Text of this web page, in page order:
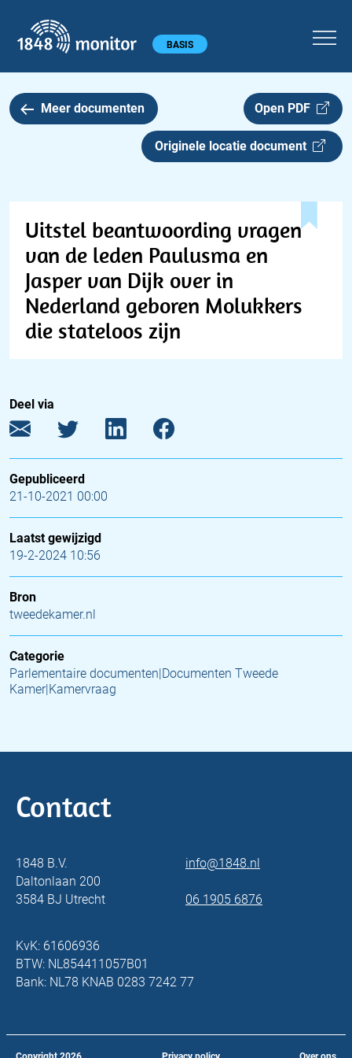
Hoofdmenu BASIS
Meer documenten Open PDF
Originele locatie document
Uitstel beantwoording vragen
van de leden Paulusma en
Jasper van Dijk over in
Nederland geboren Molukkers
die stateloos zijn
Deel via
Gepubliceerd
21-10-2021 00:00
Laatst gewijzigd
19-2-2024 10:56
Bron
tweedekamer.nl
Categorie
Parlementaire documenten|Documenten Tweede
Kamer|Kamervraag
Contact
1848 B.V.
Daltonlaan 200
3584 BJ Utrecht
info@1848.nl
06 1905 6876
KvK: 61606936
BTW: NL854411057B01
Bank: NL78 KNAB 0283 7242 77